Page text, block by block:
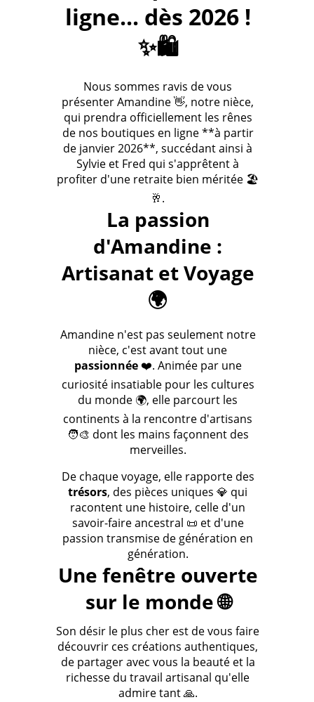
ligne... dès 2026 !
✨🛍️
Nous sommes ravis de vous
présenter Amandine 👋, notre nièce,
qui prendra officiellement les rênes
de nos boutiques en ligne **à partir
de janvier 2026**, succédant ainsi à
Sylvie et Fred qui s'apprêtent à
profiter d'une retraite bien méritée 🏖️
🥂.
La passion
d'Amandine :
Artisanat et Voyage
🌍
Amandine n'est pas seulement notre
nièce, c'est avant tout une
passionnée❤️. Animée par une
curiosité insatiable pour les cultures
du monde 🌍, elle parcourt les
continents à la rencontre d'artisans
🧑‍🎨 dont les mains façonnent des
merveilles.
De chaque voyage, elle rapporte des
trésors, des pièces uniques 💎 qui
racontent une histoire, celle d'un
savoir-faire ancestral 📜 et d'une
passion transmise de génération en
génération.
Une fenêtre ouverte
sur le monde 🌐
Son désir le plus cher est de vous faire
découvrir ces créations authentiques,
de partager avec vous la beauté et la
richesse du travail artisanal qu'elle
admire tant 🙏.